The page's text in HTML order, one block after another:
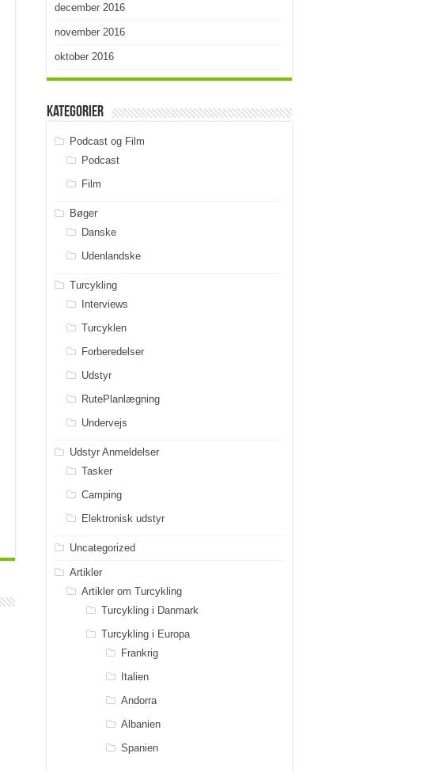
december 2016
november 2016
oktober 2016
Kategorier
Podcast og Film
Podcast
Film
Bøger
Danske
Udenlandske
Turcykling
Interviews
Turcyklen
Forberedelser
Udstyr
RutePlanlægning
Undervejs
Udstyr Anmeldelser
Tasker
Camping
Elektronisk udstyr
Uncategorized
Artikler
Artikler om Turcykling
Turcykling i Danmark
Turcykling i Europa
Frankrig
Italien
Andorra
Albanien
Spanien